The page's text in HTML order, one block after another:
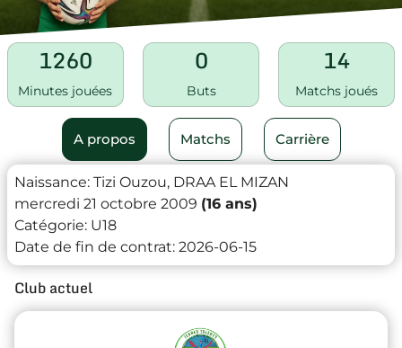
1260
Minutes jouées
0
Buts
14
Matchs joués
A propos Matchs Carrière
Naissance: Tizi Ouzou, DRAA EL MIZAN
mercredi 21 octobre 2009 (16 ans)
Catégorie: U18
Date de fin de contrat: 2026-06-15
Club actuel